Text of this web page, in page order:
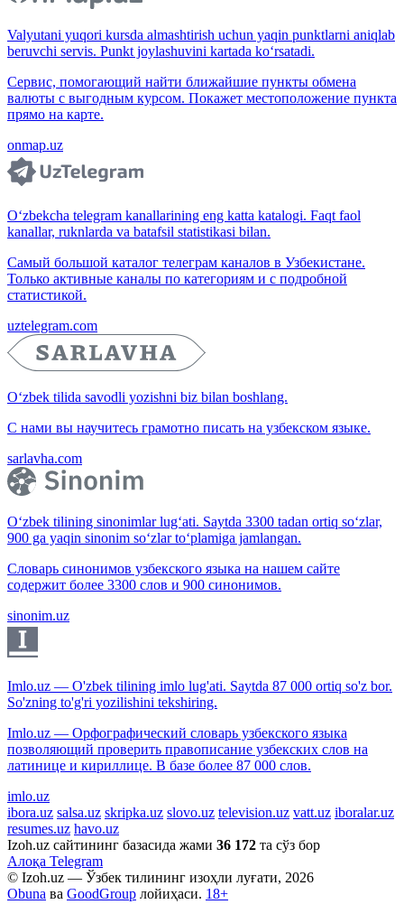
Valyutani yuqori kursda almashtirish uchun yaqin punktlarni aniqlab
beruvchi servis. Punkt joylashuvini kartada ko‘rsatadi.
Сервис, помогающий найти ближайшие пункты обмена
валюты с выгодным курсом. Покажет местоположение пункта
прямо на карте.
onmap.uz
O‘zbekcha telegram kanallarining eng katta katalogi. Faqt faol
kanallar, ruknlarda va batafsil statistikasi bilan.
Самый большой каталог телеграм каналов в Узбекистане.
Только активные каналы по категориям и с подробной
статистикой.
uztelegram.com
O‘zbek tilida savodli yozishni biz bilan boshlang.
С нами вы научитесь грамотно писать на узбекском языке.
sarlavha.com
O‘zbek tilining sinonimlar lug‘ati. Saytda 3300 tadan ortiq so‘zlar,
900 ga yaqin sinonim so‘zlar to‘plamiga jamlangan.
Словарь синонимов узбекского языка на нашем сайте
содержит более 3300 слов и 900 синонимов.
sinonim.uz
Imlo.uz — O'zbek tilining imlo lug'ati. Saytda 87 000 ortiq so'z bor.
So'zning to'g'ri yozilishini tekshiring.
Imlo.uz — Орфографический словарь узбекского языка
позволяющий проверить правописание узбекских слов на
латинице и кириллице. В базе более 87 000 слов.
imlo.uz
ibora.uz salsa.uz skripka.uz slovo.uz television.uz vatt.uz iboralar.uz
resumes.uz havo.uz
Izoh.uz сайтининг базасида жами 36 172 та сўз бор
Алоқа Telegram
© Izoh.uz — Ўзбек тилининг изоҳли луғати, 2026
Obuna ва GoodGroup лойиҳаси. 18+